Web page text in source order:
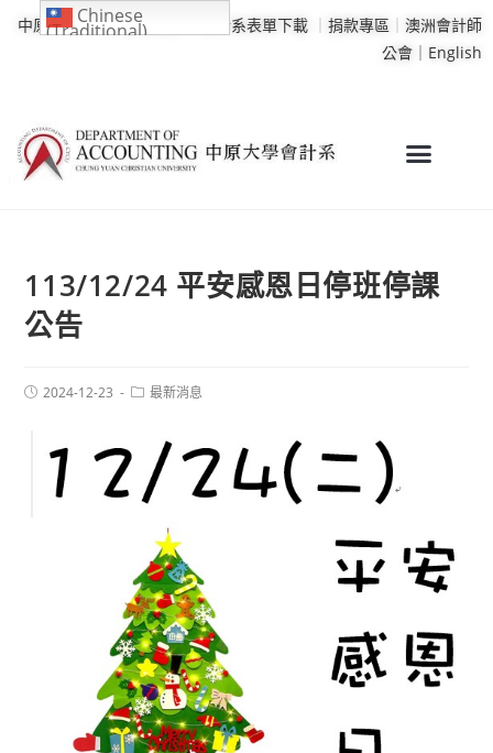
中原大學｜學校行事曆 會計系表單下載 ｜ 捐款專區 ｜ 澳洲會計師
公會｜ English
113/12/24 平安感恩日停班停課
公告
2024-12-23 最新消息
Chinese
(Traditional)